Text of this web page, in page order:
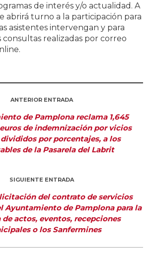
de interés y/o actualidad. A
abrirá turno a la participación para
asistentes intervengan y para
consultas realizadas por correo
ANTERIOR ENTRADA
de Pamplona reclama 1,645
de indemnización por vicios
por porcentajes, a los
de la Pasarela del Labrit
SIGUIENTE ENTRADA
del contrato de servicios
Ayuntamiento de Pamplona para la
actos, eventos, recepciones
o los Sanfermines